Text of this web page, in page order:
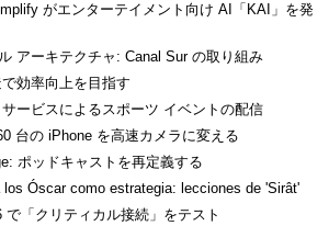
がエンターテイメント向け AI「KAI」を発
アーキテクチャ: Canal Sur の取り組み
効率向上を目指す
ービスによるスポーツ イベントの配信
台の iPhone を高速カメラに変える
ポッドキャストを再定義する
los Óscar como estrategia: lecciones de 'Sirât'
「クリティカル接続」をテスト